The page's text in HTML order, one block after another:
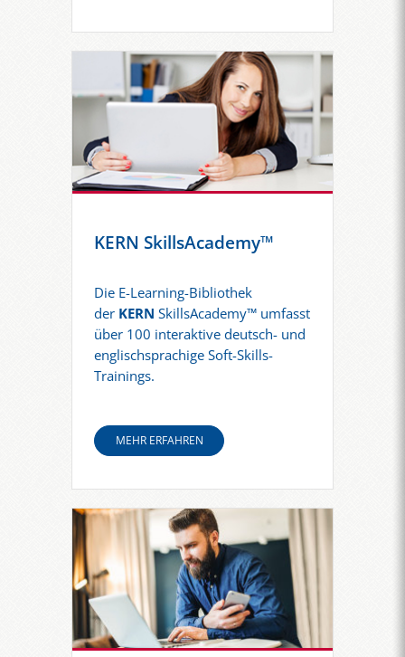
KERN SkillsAcademy™
Die E-Learning-Bibliothek
der KERN SkillsAcademy™ umfasst
über 100 interaktive deutsch- und
englischsprachige Soft-Skills-
Trainings.
MEHR ERFAHREN